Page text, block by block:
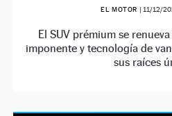
EL MOTOR | 11/12/
El SUV prémium se
imponente y tecnología de
sus raíces